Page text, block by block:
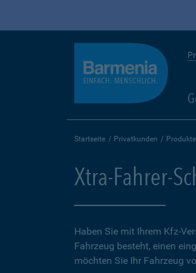
Startseite Privatkunden Produkte
Xtra-Fahrer-
Haben Sie mit Ihrem Kfz-
Fahrzeug besteht, einen
möchten Sie Ihr Fahrzeug